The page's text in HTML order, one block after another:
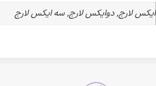
ایکس لارج, دوایکس لارج, سه ایکس لارج